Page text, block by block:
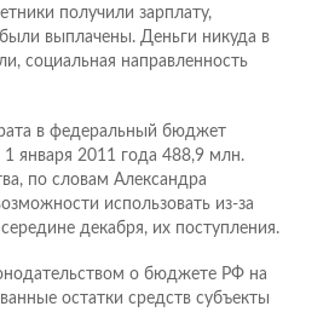
получили зарплату,
выплачены. Деньги никуда в
социальная направленность
в федеральный бюджет
1 января 2011 года 488,9 млн.
по словам Александра
использовать из-за
декабря, их поступления.
о бюджете РФ на
остатки средств субъекты